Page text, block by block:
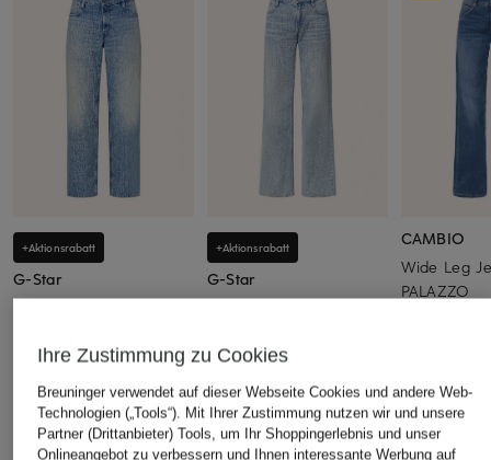
+Aktionsrabatt
G-Star
Bestpreis:101,99 €
Ursprünglich:129,95 €
+Aktionsrabatt
G-Star
Bestpreis:93,49 €
Ursprünglich:120 €
CAMBIO
Wide Leg
PALAZZO
Ihre Zustimmung zu Cookies
Breuninger verwendet auf dieser Webseite Cookies und andere Web-
Technologien („Tools“). Mit Ihrer Zustimmung nutzen wir und unsere
Partner (Drittanbieter) Tools, um Ihr Shoppingerlebnis und unser
Onlineangebot zu verbessern und Ihnen interessante Werbung auf